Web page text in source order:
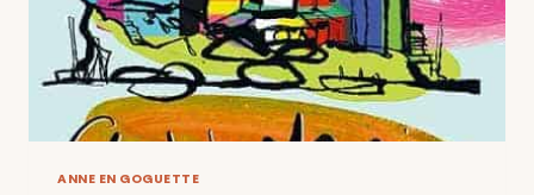
ANNE EN GOGUETTE